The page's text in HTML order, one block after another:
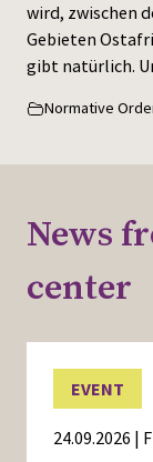
wird, zwischen
Gebieten
gibt natürlich.
Normative
News
center
EVENT
24.09.2026 |